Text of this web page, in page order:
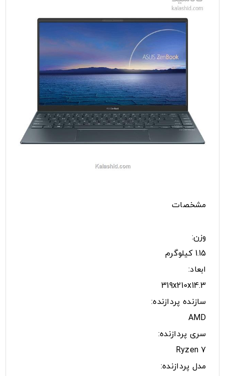
مشخصات
وزن:
1.15 کیلوگرم
ابعاد:
319x210x14.3
سازنده پردازنده:
AMD
سری پردازنده:
Ryzen 7
مدل پردازنده: